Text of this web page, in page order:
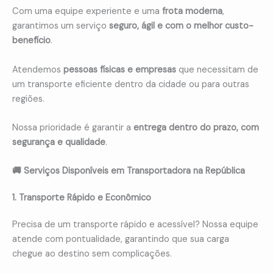
Com uma equipe experiente e uma frota moderna,
garantimos um serviço seguro, ágil e com o melhor custo-
benefício.
Atendemos pessoas físicas e empresas que necessitam de
um transporte eficiente dentro da cidade ou para outras
regiões.
Nossa prioridade é garantir a entrega dentro do prazo, com
segurança e qualidade.
🚚 Serviços Disponíveis em Transportadora na República
1. Transporte Rápido e Econômico
Precisa de um transporte rápido e acessível? Nossa equipe
atende com pontualidade, garantindo que sua carga
chegue ao destino sem complicações.